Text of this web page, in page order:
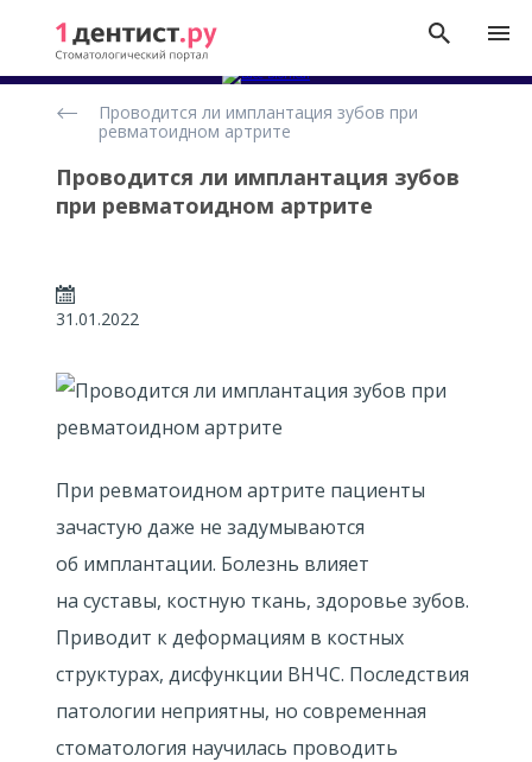
имплантации
Проводится ли имплантация зубов при
ревматоидном артрите
Проводится ли имплантация зубов
при ревматоидном артрите
31.01.2022
При ревматоидном артрите пациенты
зачастую даже не задумываются
об имплантации. Болезнь влияет
на суставы, костную ткань, здоровье зубов.
Приводит к деформациям в костных
структурах, дисфункции ВНЧС. Последствия
патологии неприятны, но современная
стоматология научилась проводить